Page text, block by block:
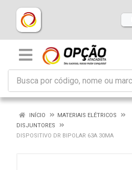
INÍCIO
MATERIAIS ELÉTRICOS
DISJUNTORES
DISPOSITIVO DR BIPOLAR 63A 30MA